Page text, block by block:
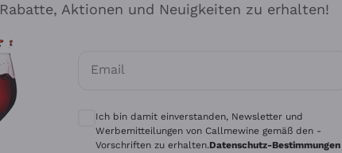
Tenuta San Leonardo
Alessandra Divella
Für
Rabatte, Aktionen und Neuigkeiten zu erhalten!
Email
Optionale Einwilligungen zum Erhalt von
Ich bin damit einverstanden, Newsletter und
Werbemitteilungen von Callmewine gemäß den -
Vorschriften zu erhalten.Datenschutz-Bestimmungen